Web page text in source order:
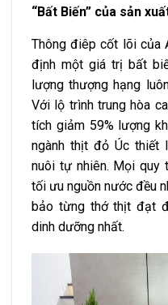
“Bất Biến” của sản
Thông điêp cốt lõi của
định một giá trị bất
lượng thượng hạng
Với lộ trình trung hòa
tích giảm 59% lượng
ngành thịt đỏ Úc thiết
nuôi tự nhiên. Mọi quy
tối ưu nguồn nước đều
bảo từng thớ thịt đạt
dinh dưỡng nhất.